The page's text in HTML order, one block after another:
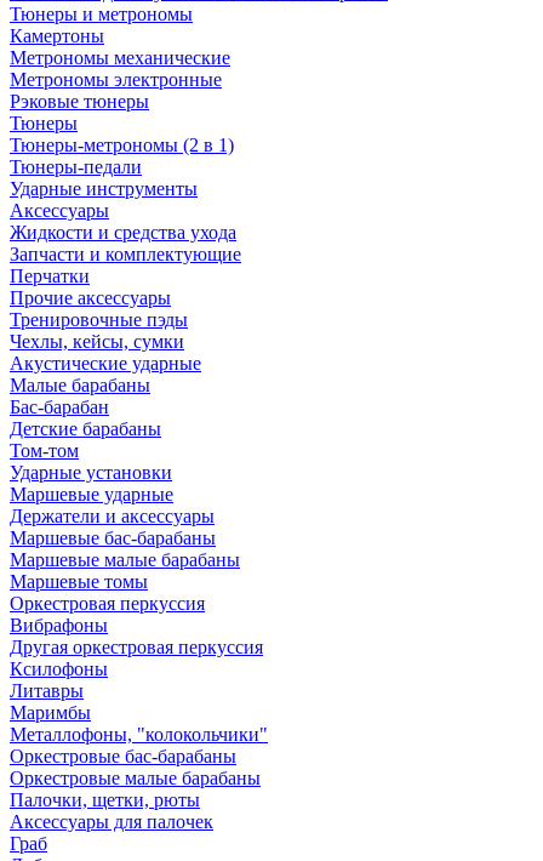
Тюнеры и метрономы
Камертоны
Метрономы механические
Метрономы электронные
Рэковые тюнеры
Тюнеры
Тюнеры-метрономы (2 в 1)
Тюнеры-педали
Ударные инструменты
Аксессуары
Жидкости и средства ухода
Запчасти и комплектующие
Перчатки
Прочие аксессуары
Тренировочные пэды
Чехлы, кейсы, сумки
Акустические ударные
Mалые барабаны
Бас-барабан
Детские барабаны
Том-том
Ударные установки
Маршевые ударные
Держатели и аксессуары
Маршевые бас-барабаны
Маршевые малые барабаны
Маршевые томы
Оркестровая перкуссия
Вибрафоны
Другая оркестровая перкуссия
Ксилофоны
Литавры
Маримбы
Металлофоны, "колокольчики"
Оркестровые бас-барабаны
Оркестровые малые барабаны
Палочки, щетки, рюты
Аксессуары для палочек
Граб